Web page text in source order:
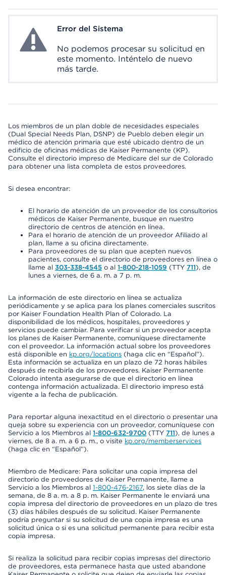
System ErrorError del Sistema
No podemos procesar su solicitud en
este momento. Inténtelo de nuevo
más tarde.
Los miembros de un plan doble de necesidades especiales
(Dual Special Needs Plan, DSNP) de Pueblo deben elegir un
médico de atención primaria que esté ubicado dentro de un
edificio de oficinas médicas de Kaiser Permanente (KP).
Consulte el directorio impreso de Medicare del sur de Colorado
para obtener una lista completa de estos proveedores.
Si desea encontrar:
El horario de atención de un proveedor de los consultorios
médicos de Kaiser Permanente, busque en nuestro
directorio de centros de atención en línea.
Para el horario de atención de un proveedor Afiliado al
plan, llame a su oficina directamente.
Para proveedores de su plan que acepten nuevos
pacientes, consulte el directorio de proveedores en línea o
llame al 303-338-4545 o al 1-800-218-1059 (TTY 711), de
lunes a viernes, de 6 a. m. a 7 p. m.
La información de este directorio en línea se actualiza
periódicamente y se aplica para los planes comerciales suscritos
por Kaiser Foundation Health Plan of Colorado. La
disponibilidad de los médicos, hospitales, proveedores y
servicios puede cambiar. Para verificar si un proveedor acepta
los planes de Kaiser Permanente, comuníquese directamente
con el proveedor. La información actual sobre los proveedores
está disponible en kp.org/locations (haga clic en “Español”).
Esta información se actualiza en un plazo de 72 horas hábiles
después de recibirla de los proveedores. Kaiser Permanente
Colorado intenta asegurarse de que el directorio en línea
contenga información actualizada. El directorio impreso está
vigente a la fecha de publicación.
Para reportar alguna inexactitud en el directorio o presentar una
queja sobre su experiencia con un proveedor, comuníquese con
Servicio a los Miembros al 1-800-632-9700 (TTY 711), de lunes a
viernes, de 8 a. m. a 6 p. m., o visite kp.org/memberservices
(haga clic en “Español”).
Miembro de Medicare: Para solicitar una copia impresa del
directorio de proveedores de Kaiser Permanente, llame a
Servicio a los Miembros al 1-800-476-2167, los siete días de la
semana, de 8 a. m. a 8 p. m. Kaiser Permanente le enviará una
copia impresa del directorio de proveedores en un plazo de tres
(3) días hábiles después de su solicitud. Kaiser Permanente
podría preguntar si su solicitud de una copia impresa es una
solicitud única o si es una solicitud permanente para recibir esta
copia impresa.
Si realiza la solicitud para recibir copias impresas del directorio
de proveedores, esta permanece hasta que usted abandone